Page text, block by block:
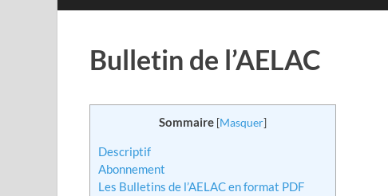
Bulletin de l’AELAC
Sommaire [Masquer]
Descriptif
Abonnement
Les Bulletins de l’AELAC en format PDF